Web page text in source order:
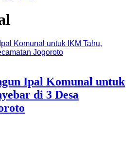
Ipal Komunal untuk
di 3 Desa